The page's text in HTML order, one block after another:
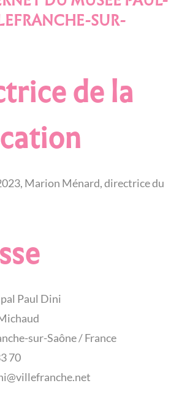
SUR-
de la
Marion Ménard, directrice du
Paul Dini
sur-Saône / France
70